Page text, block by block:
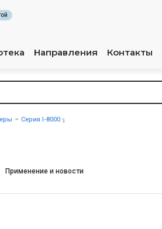
Направления Контакты
Серия I-8000
Применение и новости